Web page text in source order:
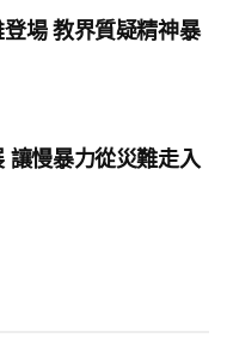
場 教界質疑精神暴
讓慢暴力從災難走入